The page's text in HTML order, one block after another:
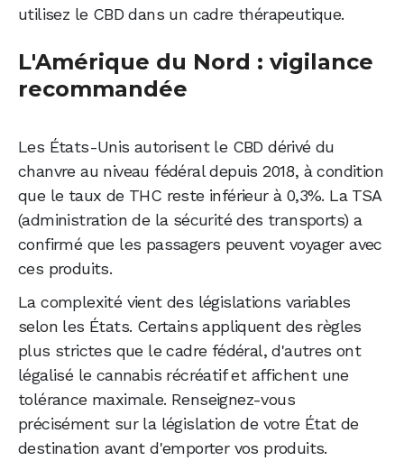
utilisez le CBD dans un cadre thérapeutique.
L'Amérique du Nord : vigilance
recommandée
Les États-Unis autorisent le CBD dérivé du
chanvre au niveau fédéral depuis 2018, à condition
que le taux de THC reste inférieur à 0,3%. La TSA
(administration de la sécurité des transports) a
confirmé que les passagers peuvent voyager avec
ces produits.
La complexité vient des législations variables
selon les États. Certains appliquent des règles
plus strictes que le cadre fédéral, d'autres ont
légalisé le cannabis récréatif et affichent une
tolérance maximale. Renseignez-vous
précisément sur la législation de votre État de
destination avant d'emporter vos produits.